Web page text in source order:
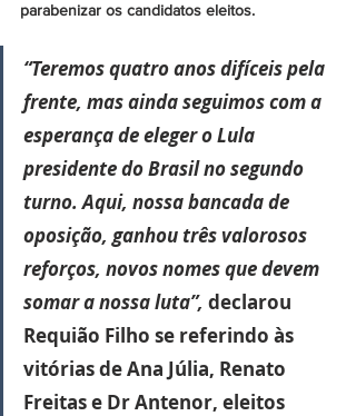
parabenizar os candidatos eleitos.
“Teremos quatro anos difíceis pela
frente, mas ainda seguimos com a
esperança de eleger o Lula
presidente do Brasil no segundo
turno. Aqui, nossa bancada de
oposição, ganhou três valorosos
reforços, novos nomes que devem
somar a nossa luta”, declarou
Requião Filho se referindo às
vitórias de Ana Júlia, Renato
Freitas e Dr Antenor, eleitos